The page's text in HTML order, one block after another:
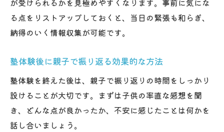
が受けられるかを見極めやすくなります。事前に気にな
る点をリストアップしておくと、当日の緊張も和らぎ、
納得のいく情報収集が可能です。
塾体験後に親子で振り返る効果的な方法
塾体験を終えた後は、親子で振り返りの時間をしっかり
設けることが大切です。まずは子供の率直な感想を聞
き、どんな点が良かったか、不安に感じたことは何かを
話し合いましょう。